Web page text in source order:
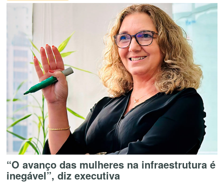
“O avanço das mulheres na infraestrutura é
inegável”, diz executiva